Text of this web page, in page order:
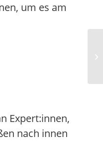
um es am
Expert:innen,
nach innen